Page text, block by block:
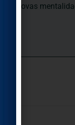
novas